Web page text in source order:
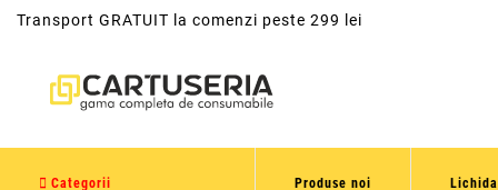
Transport GRATUIT la comenzi peste 299 lei
Categorii Produse noi